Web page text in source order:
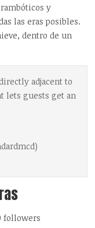
y
las eras posibles.
dentro de un
adjacent to
lets guests get an
followers